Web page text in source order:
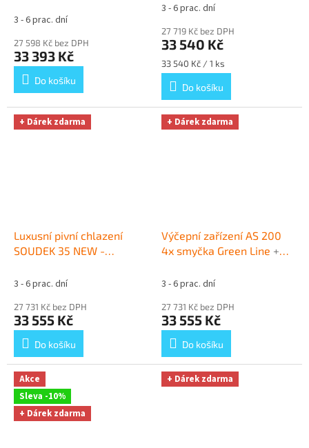
PLOCHÝ + Dárek zdarma
3 - 6 prac. dní
27 598 Kč bez DPH
33 393 Kč
Do košíku
BAJONET
Průměrné
produktu
je
5,0
z
hvězdiček.
3 - 6 prac. dní
27 719 Kč bez DPH
33 540 Kč
Měrná
cena:
33 540 Kč / 1 ks
Do košíku
+ Dárek zdarma
Luxusní pivní chlazení
SOUDEK 35 NEW -
KOMBI+ Dárek zdarma
3 - 6 prac. dní
27 731 Kč bez DPH
33 555 Kč
Do košíku
+ Dárek zdarma
Výčepní zařízení AS 200
4x smyčka Green Line +
3 - 6 prac. dní
27 731 Kč bez DPH
33 555 Kč
Do košíku
Akce
Sleva -10%
+ Dárek zdarma
+ Dárek zdarma